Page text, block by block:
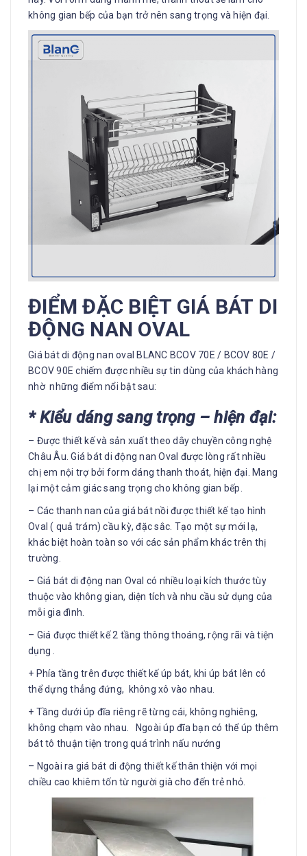
không gian bếp của bạn trở nên sang trọng và hiện đại.
ĐIỂM ĐẶC BIỆT GIÁ BÁT DI
ĐỘNG NAN OVAL
Giá bát di động nan oval BLANC BCOV 70E / BCOV 80E /
BCOV 90E chiếm được nhiều sự tin dùng của khách hàng
nhờ những điểm nổi bật sau:
* Kiểu dáng sang trọng – hiện đại:
– Được thiết kế và sản xuất theo dây chuyền công nghệ
Châu Âu. Giá bát di động nan Oval được lòng rất nhiều
chị em nội trợ bởi form dáng thanh thoát, hiện đại. Mang
lại một cảm giác sang trọng cho không gian bếp.
– Các thanh nan của giá bát nồi được thiết kế tạo hình
Oval ( quả trám) cầu kỳ, đặc sắc. Tạo một sự mới lạ,
khác biệt hoàn toàn so với các sản phẩm khác trên thị
trường.
– Giá bát di động nan Oval có nhiều loại kích thước tùy
thuộc vào không gian, diện tích và nhu cầu sử dụng của
mỗi gia đình.
– Giá được thiết kế 2 tầng thông thoáng, rộng rãi và tiện
dụng .
+ Phía tầng trên được thiết kế úp bát, khi úp bát lên có
thể dựng thẳng đứng, không xô vào nhau.
+ Tầng dưới úp đĩa riêng rẽ từng cái, không nghiêng,
không chạm vào nhau. Ngoài úp đĩa bạn có thể úp thêm
bát tô thuận tiện trong quá trình nấu nướng
– Ngoài ra giá bát di động thiết kế thân thiện với mọi
chiều cao khiêm tốn từ người già cho đến trẻ nhỏ.